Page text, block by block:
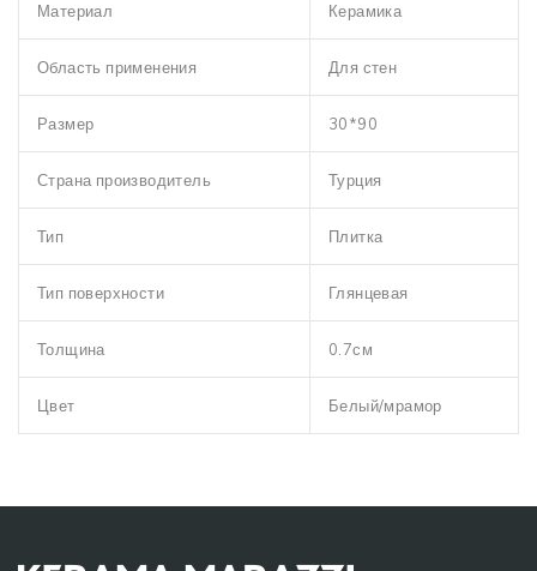
Материал Керамика
Область применения Для стен
Размер 30*90
Страна производитель Турция
Тип Плитка
Тип поверхности Глянцевая
Толщина 0.7см
Цвет Белый/мрамор